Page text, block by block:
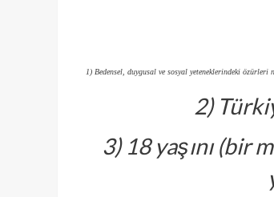
1) Bedensel, duygusal ve sosyal yeteneklerindeki özürleri
2)
3) 18 yaşını (bir